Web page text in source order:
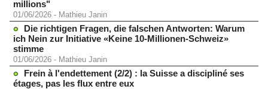
millions"
01/06/2026 - Mathieu Janin
Die richtigen Fragen, die falschen Antworten: Warum
ich Nein zur Initiative «Keine 10-Millionen-Schweiz»
stimme
01/06/2026 - Mathieu Janin
Frein à l'endettement (2/2) : la Suisse a discipliné ses
étages, pas les flux entre eux